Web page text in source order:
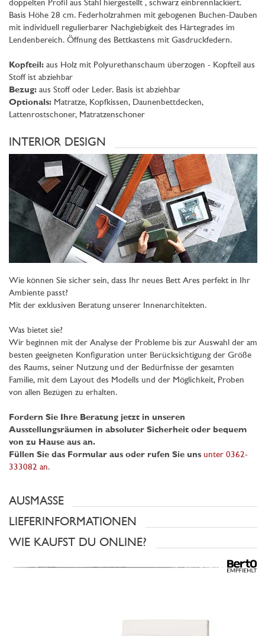
doppelten Profil aus Stahl hiergestellt , schwarz einbrennlackiert.
Basis Höhe 28 cm. Federholzrahmen mit gebogenen Buchen-Dauben
mit individuell regulierbarer Nachgiebigkeit des Härtegrades im
Lendenbereich. Öffnung des Bettkastens mit Gasdruckfedern.
Kopfteil: aus Holz mit Polyurethanschaum überzogen - Kopfteil aus
Stoff ist abziehbar
Bezug: aus Stoff oder Leder. Basis ist abziehbar
Optionals: Matratze, Kopfkissen, Daunenbettdecken,
Lattenrostschoner, Matratzenschoner
INTERIOR DESIGN
Wie können Sie sicher sein, dass Ihr neues Bett Ares perfekt in Ihr
Ambiente passt?
Mit der exklusiven Beratung unserer Innenarchitekten.
Was bietet sie?
Wir beginnen mit der Analyse der Probleme bis zur Auswahl der am
besten geeigneten Konfiguration unter Berücksichtigung der Größe
des Raums, seiner Nutzung und der Bedürfnisse der gesamten
Familie, mit dem Layout des Modells und der Möglichkeit, Proben
von allen Bezügen zu erhalten.
Fordern Sie Ihre Beratung jetzt in unseren
Ausstellungsräumen in absoluter Sicherheit oder bequem
von zu Hause aus an.
Füllen Sie das Formular aus oder rufen Sie uns unter 0362-
333082 an.
AUSMASSE
LIEFERINFORMATIONEN
WIE KAUFST DU ONLINE?